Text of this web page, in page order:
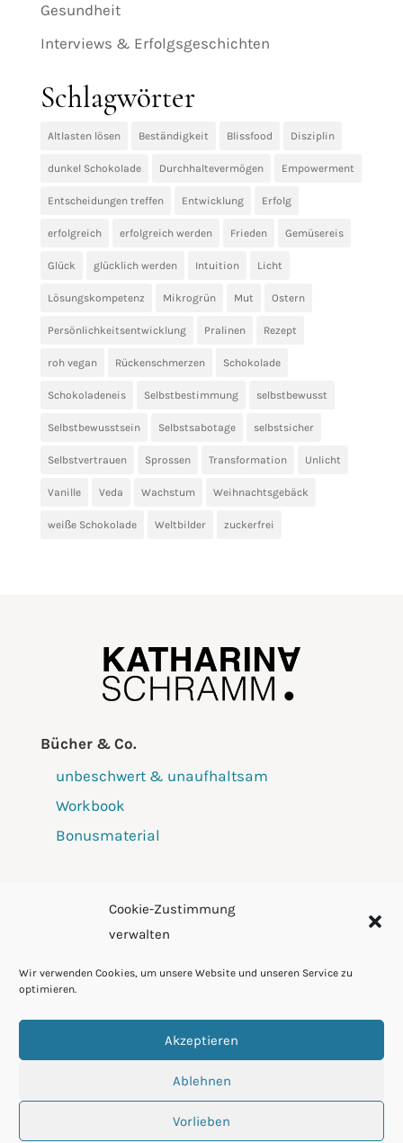
Cookie-Zustimmung
verwalten
Wir verwenden Cookies, um unsere Website und unseren Service zu
optimieren.
Akzeptieren
Ablehnen
Vorlieben
Gesundheit
Interviews & Erfolgsgeschichten
Schlagwörter
Altlasten lösen Beständigkeit Blissfood Disziplin
dunkel Schokolade Durchhaltevermögen Empowerment
Entscheidungen treffen Entwicklung Erfolg
erfolgreich erfolgreich werden Frieden Gemüsereis
Glück glücklich werden Intuition Licht
Lösungskompetenz Mikrogrün Mut Ostern
Persönlichkeitsentwicklung Pralinen Rezept
roh vegan Rückenschmerzen Schokolade
Schokoladeneis Selbstbestimmung selbstbewusst
Selbstbewusstsein Selbstsabotage selbstsicher
Selbstvertrauen Sprossen Transformation Unlicht
Vanille Veda Wachstum Weihnachtsgebäck
weiße Schokolade Weltbilder zuckerfrei
Bücher & Co.
unbeschwert & unaufhaltsam
Workbook
Bonusmaterial
Angebot Unternehmen
2023 Katharina Schramm |
Datenschutz|